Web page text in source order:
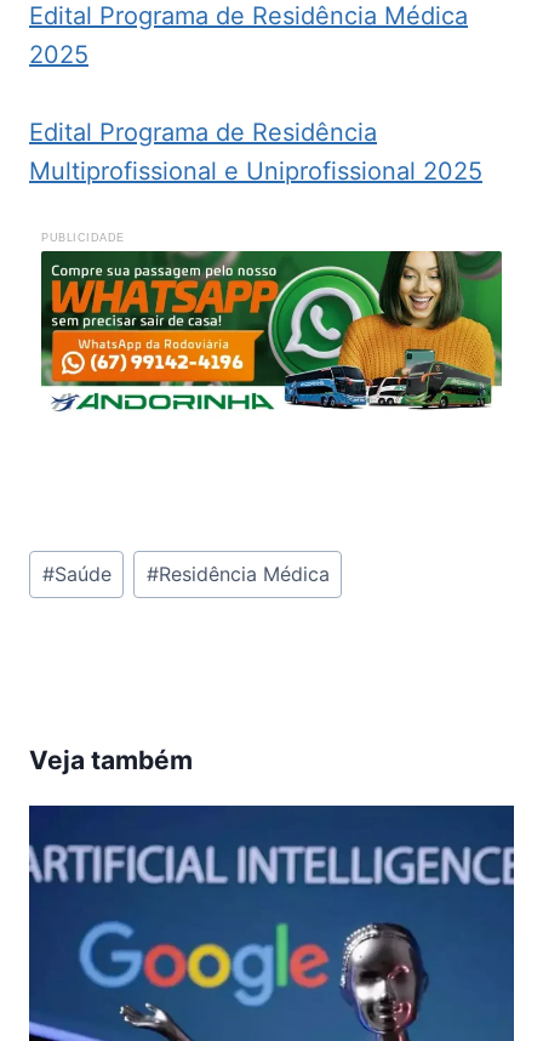
Edital Programa de Residência Médica
2025
Edital Programa de Residência
Multiprofissional e Uniprofissional 2025
PUBLICIDADE
Tags
do
#Saúde #Residência Médica
Veja também